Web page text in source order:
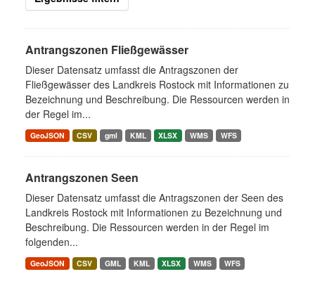
Antrangszonen Fließgewässer
Dieser Datensatz umfasst die Antragszonen der
Fließgewässer des Landkreis Rostock mit Informationen zu
Bezeichnung und Beschreibung. Die Ressourcen werden in
der Regel im...
GeoJSON CSV gml KML XLSX WMS WFS
Antrangszonen Seen
Dieser Datensatz umfasst die Antragszonen der Seen des
Landkreis Rostock mit Informationen zu Bezeichnung und
Beschreibung. Die Ressourcen werden in der Regel im
folgenden...
GeoJSON CSV GML KML XLSX WMS WFS